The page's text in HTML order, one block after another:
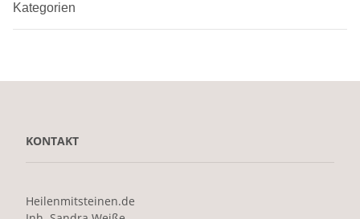
Kategorien
KONTAKT
Heilenmitsteinen.de